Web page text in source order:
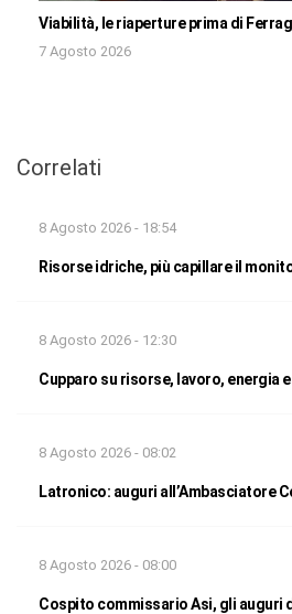
Viabilità, le riaperture prima di
7 Agosto 2026
Correlati
8 Agosto 2026 - 18:54
Risorse idriche, più capillare il
8 Agosto 2026 - 12:30
Cupparo su risorse, lavoro, energia
8 Agosto 2026 - 08:02
Latronico: auguri all’Ambasciatore
8 Agosto 2026 - 08:00
Cospito commissario Asi, gli auguri